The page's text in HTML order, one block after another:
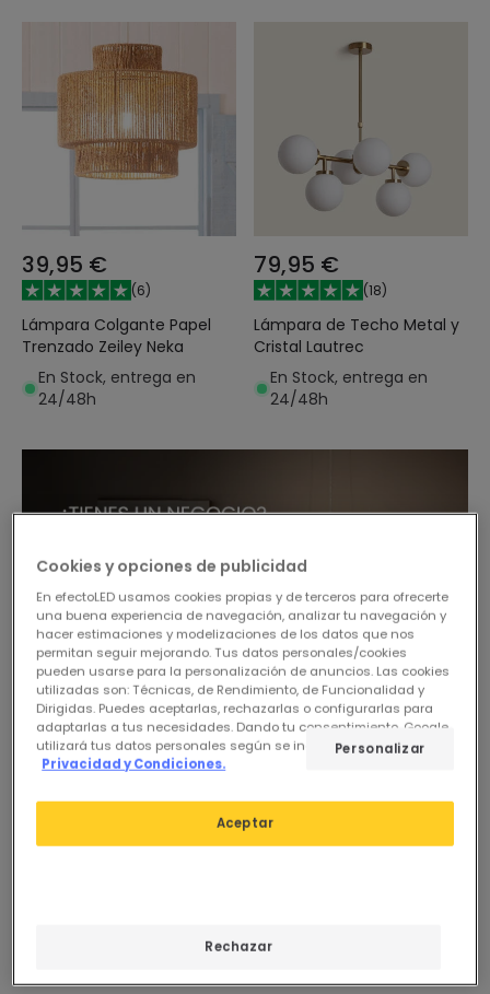
39,95 €
(6)
Lámpara Colgante Papel
Trenzado Zeiley Neka
En Stock, entrega en
24/48h
79,95 €
(18)
Lámpara de Techo Metal y
Cristal Lautrec
En Stock, entrega en
24/48h
Cookies y opciones de publicidad
En efectoLED usamos cookies propias y de terceros para ofrecerte
una buena experiencia de navegación, analizar tu navegación y
hacer estimaciones y modelizaciones de los datos que nos
permitan seguir mejorando. Tus datos personales/cookies
pueden usarse para la personalización de anuncios. Las cookies
utilizadas son: Técnicas, de Rendimiento, de Funcionalidad y
Dirigidas. Puedes aceptarlas, rechazarlas o configurarlas para
adaptarlas a tus necesidades. Dando tu consentimiento, Google
utilizará tus datos personales según se indica en su sitio de
Privacidad y Condiciones.
Rechazar
Aceptar
Personalizar